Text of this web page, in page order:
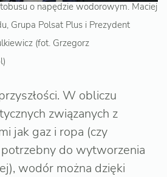
o napędzie wodorowym. Maciej
Grupa Polsat Plus i Prezydent
(fot. Grzegorz
W obliczu
związanych z
jak gaz i ropa (czy
do wytworzenia
wodór można dzięki